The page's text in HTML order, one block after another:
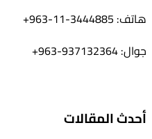
هاتف: 3444885-11-963+
جوال: 937132364-963+
أحدث المقالات